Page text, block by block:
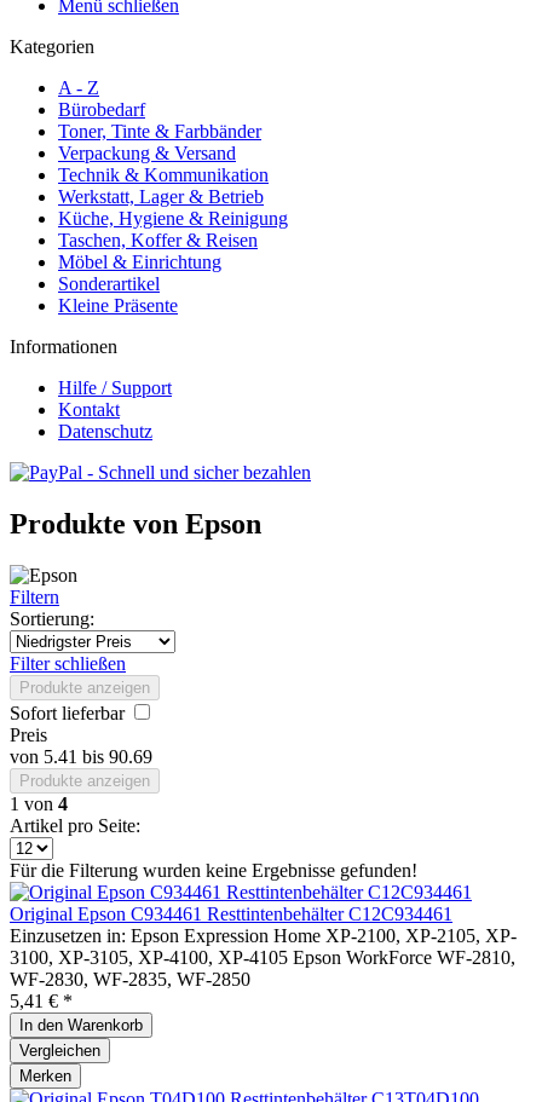
Menü schließen
Kategorien
A - Z
Bürobedarf
Toner, Tinte & Farbbänder
Verpackung & Versand
Technik & Kommunikation
Werkstatt, Lager & Betrieb
Küche, Hygiene & Reinigung
Taschen, Koffer & Reisen
Möbel & Einrichtung
Sonderartikel
Kleine Präsente
Informationen
Hilfe / Support
Kontakt
Datenschutz
Produkte von Epson
Filtern
Sortierung:
Filter schließen
Produkte anzeigen
Sofort lieferbar
Preis
von 5.41 bis 90.69
Produkte anzeigen
1 von 4
Artikel pro Seite:
Für die Filterung wurden keine Ergebnisse gefunden!
Original Epson C934461 Resttintenbehälter C12C934461
Einzusetzen in: Epson Expression Home XP-2100, XP-2105, XP-
3100, XP-3105, XP-4100, XP-4105 Epson WorkForce WF-2810,
WF-2830, WF-2835, WF-2850
5,41 € *
In den Warenkorb
Vergleichen
Merken